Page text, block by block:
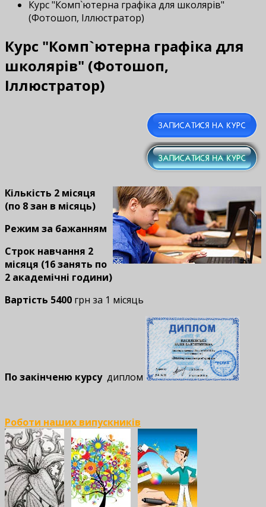
Курс "Комп`ютерна графіка для школярів"
(Фотошоп, Іллюстратор)
Курс "Комп`ютерна графіка для
школярів" (Фотошоп,
Іллюстратор)
Кількість 2 місяця
(по 8 зан в місяць)
Режим за бажанням
Строк навчання 2
місяця (16 занять по
2 академічні години)
Вартість 5400 грн за 1 місяць
По закінченю курсу диплом
Роботи наших випускників